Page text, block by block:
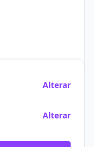
Alterar
Alterar